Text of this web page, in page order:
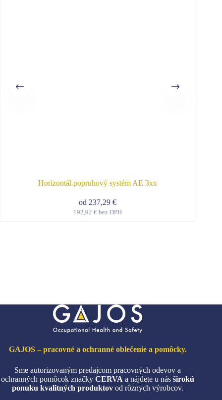
Horizontál.popruhový systém AE 3xx
od237,29€
192,92€ bez DPH
stránke
produktu.
GAJOS – pracovné a ochranné oblečenie a pomôcky.
Sme autorizovaným predajcom pracovných odevov a
ochranných pomôcok značkyCERVA a nájdete u násširokú
ponuku kvalitných produktov od rôznych výrobcov.